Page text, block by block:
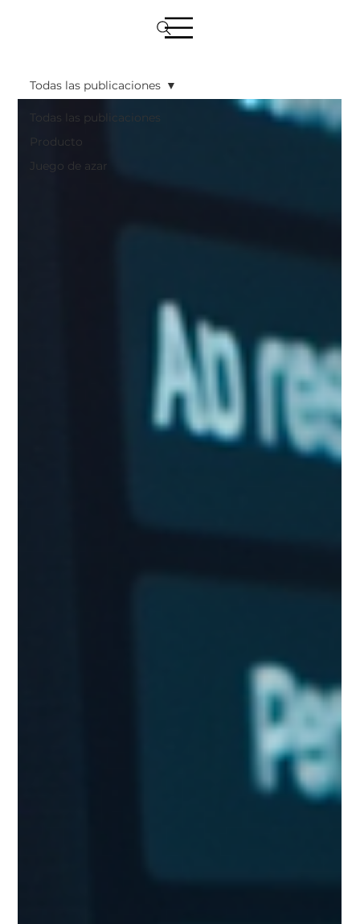
Todas las publicaciones
Producto
Juego de azar
Todas las publicaciones